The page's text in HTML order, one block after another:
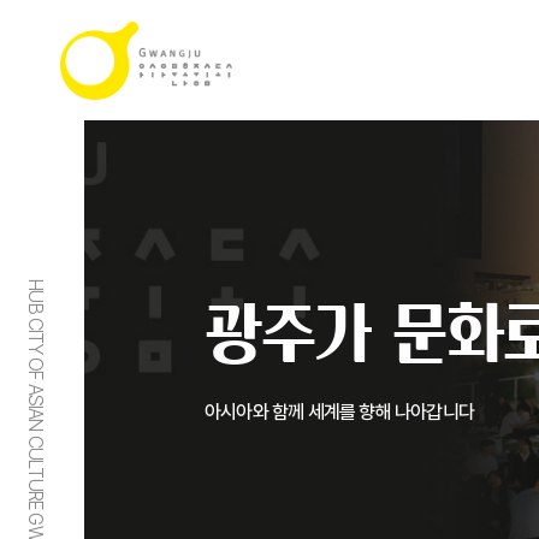
HUB CITY OF ASIAN CULTURE GWANGJU 광주가 문화
아시아와 함께 세계를 향해 나아갑니다